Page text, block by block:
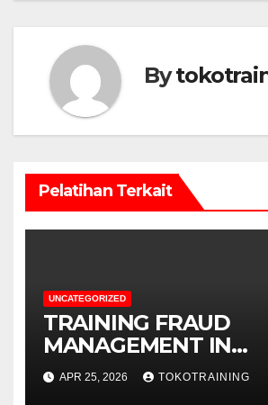
By
Pelatihan Terkait
UNCATEGORIZED
TRAINING FRAUD
MANAGEMENT IN
BUSINESS
APR 25, 2026 TOKOTRAINING